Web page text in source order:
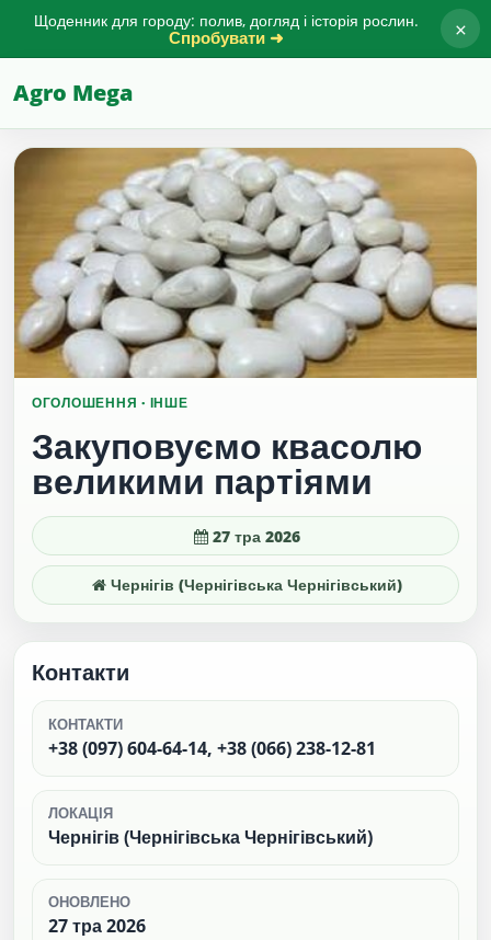
Щоденник для городу: полив, догляд і історія рослин.
Спробувати ➜ ×
Agro Mega
ОГОЛОШЕННЯ · ІНШЕ
Закуповуємо квасолю
великими партіями
27 тра 2026
Чернігів (Чернігівська Чернігівський)
Контакти
КОНТАКТИ
+38 (097) 604-64-14, +38 (066) 238-12-81
ЛОКАЦІЯ
Чернігів (Чернігівська Чернігівський)
ОНОВЛЕНО
27 тра 2026